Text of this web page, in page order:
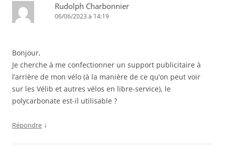
Rudolph Charbonnier
06/06/2023 à 14:19
Bonjour,
Je cherche à me confectionner un support publicitaire à
l’arrière de mon vélo (à la manière de ce qu’on peut voir
sur les Vélib et autres vélos en libre-service), le
polycarbonate est-il utilisable ?
Répondre ↓